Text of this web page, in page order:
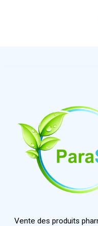
Vente des produits